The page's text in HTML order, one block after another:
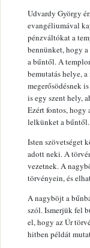
Udvardy György
evangéliumával
pénzváltókat a
bennünket, hogy
a bűntől. A
bemutatás helye,
megerősödésnek
is egy szent hely,
Ezért fontos,
lelkünket a bűntől.
Isten szövetséget
adott neki. A
vezetnek. A
törvényein, és
A nagyböjt a
szól. Ismerjük fel
el, hogy az Úr
hitben példát